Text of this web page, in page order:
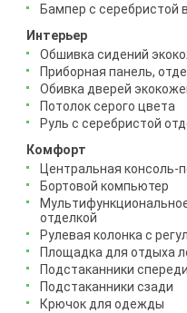
Бампер с серебристой
Интерьер
Обшивка сидений
Приборная панель,
Обивка дверей
Потолок серого цвета
Руль с серебристой
Комфорт
Центральная консоль-
Бортовой компьютер
отделкой
Рулевая колонка с
Площадка для отдыха
Подстаканники спереди
Подстаканники сзади
Крючок для одежды